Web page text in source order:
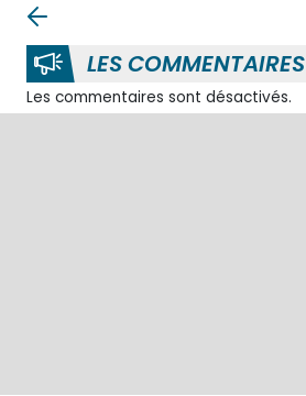
LES COMMENTAIRES
Les commentaires sont désactivés.